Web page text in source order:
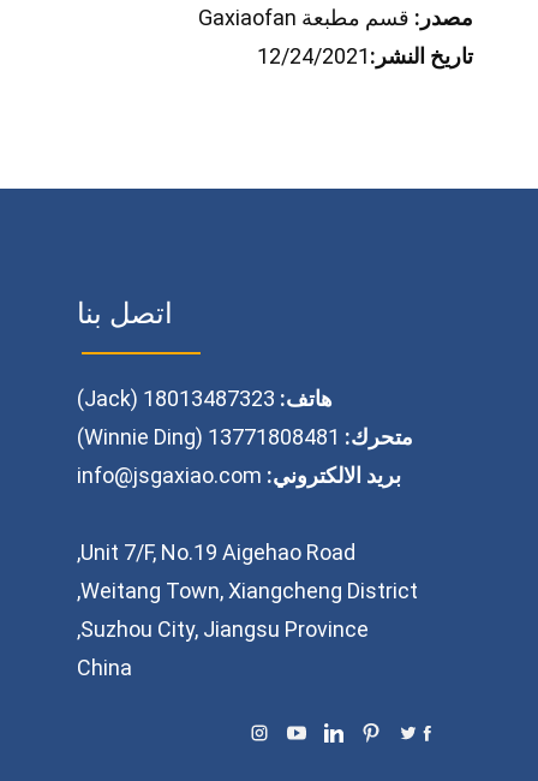
مصدر: قسم مطبعة Gaxiaofan
تاريخ النشر:12/24/2021
اتصل بنا
هاتف:
متحرك:
بريد الالكتروني: info@jsgaxiao.com
Unit 7/F, No.19 Aigehao Road,
Weitang Town, Xiangcheng District,
Suzhou City, Jiangsu Province,
China